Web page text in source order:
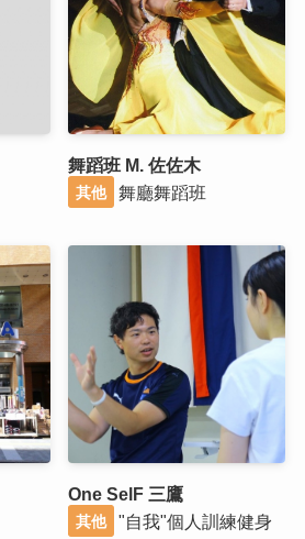
舞蹈班 M. 佐佐木
其他 舞廳舞蹈班
One SelF 三鷹
其他 "自我"個人訓練健身